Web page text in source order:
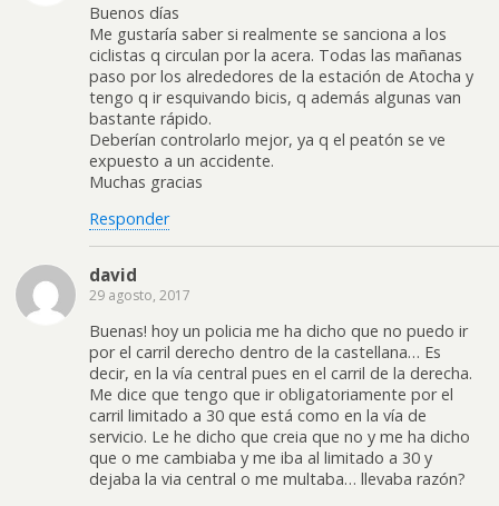
Buenos días
Me gustaría saber si realmente se sanciona a los
ciclistas q circulan por la acera. Todas las mañanas
paso por los alrededores de la estación de Atocha y
tengo q ir esquivando bicis, q además algunas van
bastante rápido.
Deberían controlarlo mejor, ya q el peatón se ve
expuesto a un accidente.
Muchas gracias
Responder
david
29 agosto, 2017
Buenas! hoy un policia me ha dicho que no puedo ir
por el carril derecho dentro de la castellana… Es
decir, en la vía central pues en el carril de la derecha.
Me dice que tengo que ir obligatoriamente por el
carril limitado a 30 que está como en la vía de
servicio. Le he dicho que creia que no y me ha dicho
que o me cambiaba y me iba al limitado a 30 y
dejaba la via central o me multaba… llevaba razón?